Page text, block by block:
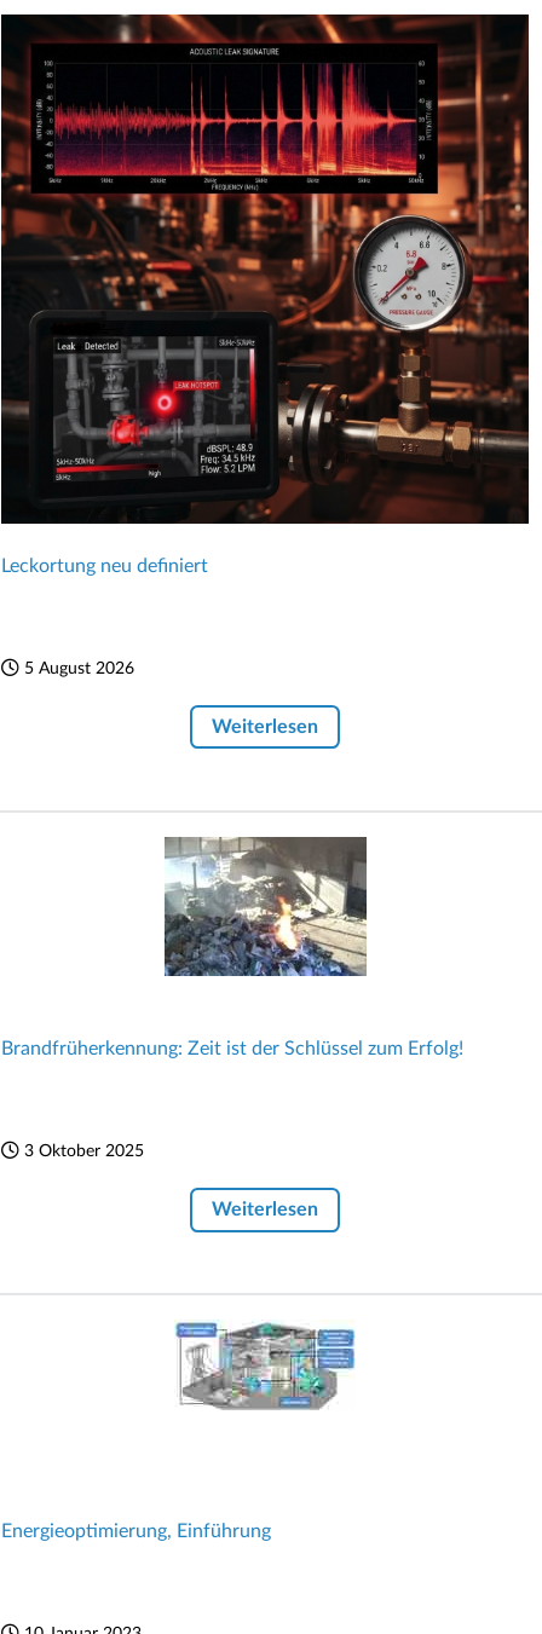
Leckortung neu definiert
5 August 2026
Weiterlesen
Brandfrüherkennung: Zeit ist der Schlüssel zum Erfolg!
3 Oktober 2025
Weiterlesen
Energieoptimierung, Einführung